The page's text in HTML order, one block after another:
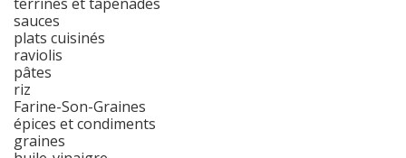
sauces
plats cuisinés
raviolis
pâtes
riz
Farine-Son-Graines
épices et condiments
graines